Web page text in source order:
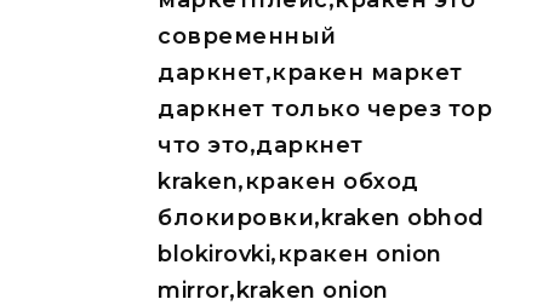
современный
даркнет,кракен маркет
даркнет только через тор
что это,даркнет
kraken,кракен обход
блокировки,kraken obhod
blokirovki,кракен onion
mirror,kraken onion